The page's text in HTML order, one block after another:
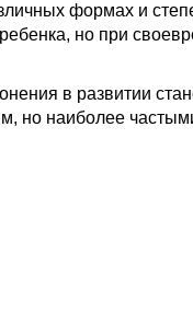
формах и
но при
в развитии
но наиболее